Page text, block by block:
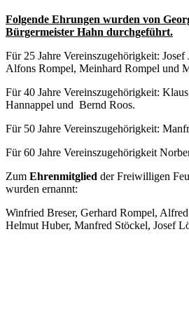
Folgende Ehrungen wurden von
Bürgermeister Hahn durchgeführt.
Für 25 Jahre Vereinszugehörigkeit:
Alfons Rompel, Meinhard Rompel und
Für 40 Jahre Vereinszugehörigkeit:
Hannappel und Bernd Roos.
Für 50 Jahre Vereinszugehörigkeit:
Für 60 Jahre Vereinszugehörigkeit
Zum Ehrenmitglied der Freiwilligen
wurden ernannt:
Winfried Breser, Gerhard Rompel,
Helmut Huber, Manfred Stöckel, Josef